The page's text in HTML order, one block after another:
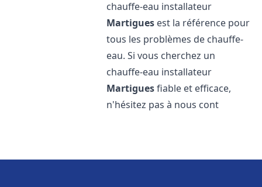
chauffe-eau installateur
Martigues est la référence pour
tous les problèmes de chauffe-
eau. Si vous cherchez un
chauffe-eau installateur
Martiguesfiable et efficace,
n'hésitez pas à nous cont